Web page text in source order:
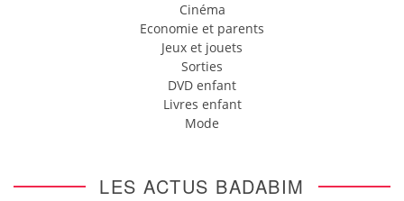
Cinéma
Economie et parents
Jeux et jouets
Sorties
DVD enfant
Livres enfant
Mode
LES ACTUS BADABIM